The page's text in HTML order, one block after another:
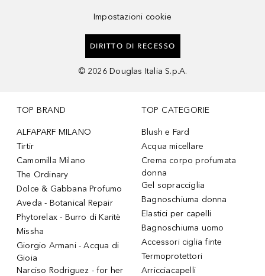
Impostazioni cookie
DIRITTO DI RECESSO
© 2026 Douglas Italia S.p.A.
TOP BRAND
ALFAPARF MILANO
Tirtir
Camomilla Milano
The Ordinary
Dolce & Gabbana Profumo
Aveda - Botanical Repair
Phytorelax - Burro di Karitè
Missha
Giorgio Armani - Acqua di
Gioia
Narciso Rodriguez - for her
TOP CATEGORIE
Blush e Fard
Acqua micellare
Crema corpo profumata
donna
Gel sopracciglia
Bagnoschiuma donna
Elastici per capelli
Bagnoschiuma uomo
Accessori ciglia finte
Termoprotettori
Arricciacapelli